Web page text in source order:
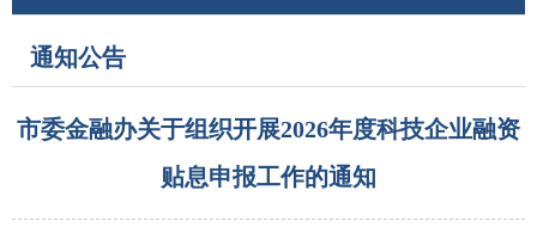
通知公告
市委金融办关于组织开展2026年度科技企业融资
贴息申报工作的通知